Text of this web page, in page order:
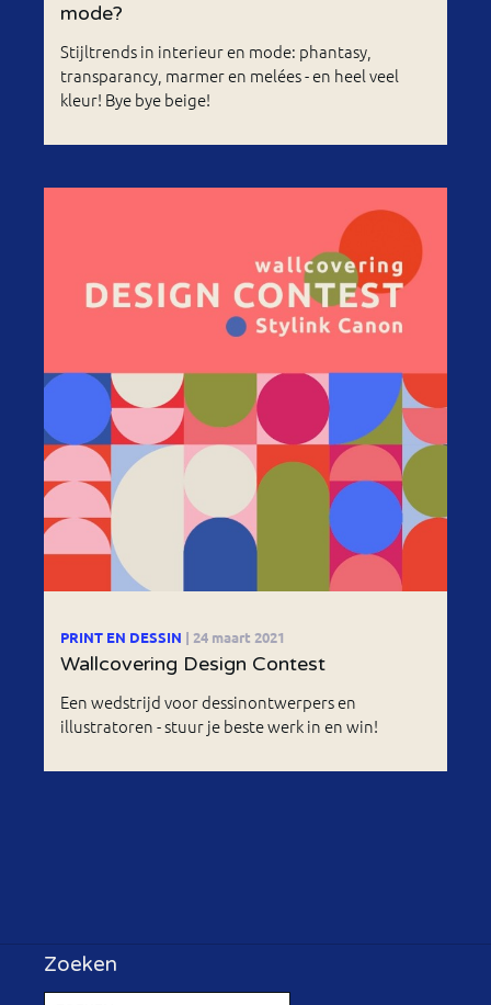
mode?
Stijltrends in interieur en mode: phantasy,
transparancy, marmer en melées - en heel veel
kleur! Bye bye beige!
PRINT EN DESSIN | 24 maart 2021
Wallcovering Design Contest
Een wedstrijd voor dessinontwerpers en
illustratoren - stuur je beste werk in en win!
Zoeken